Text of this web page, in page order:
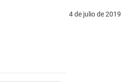
4 de julio de 2019